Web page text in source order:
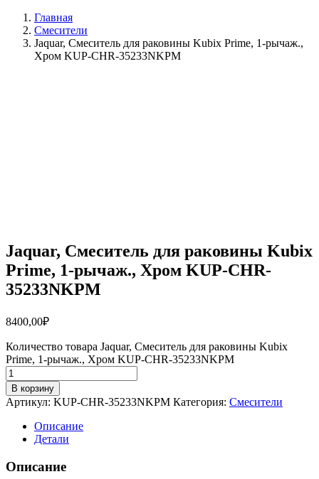
Главная
Смесители
Jaquar, Смеситель для раковины Kubix Prime, 1-рычаж.,
Хром KUP-CHR-35233NKPM
Jaquar, Смеситель для раковины Kubix
Prime, 1-рычаж., Хром KUP-CHR-
35233NKPM
8400,00₽
Количество товара Jaquar, Смеситель для раковины Kubix
Prime, 1-рычаж., Хром KUP-CHR-35233NKPM
В корзину
Артикул: KUP-CHR-35233NKPM Категория: Смесители
Описание
Детали
Описание